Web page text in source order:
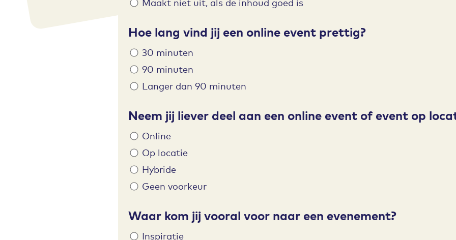
Hoe lang vind jij een online event prettig?
30 minuten
90 minuten
Langer dan 90 minuten
Neem jij liever deel aan een online event of event op
Online
Op locatie
Hybride
Geen voorkeur
Waar kom jij vooral voor naar een evenement?
Inspiratie